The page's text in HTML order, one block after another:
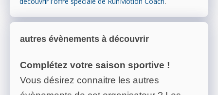
.
autres évènements à découvrir
Complétez votre saison sportive !
Vous désirez connaitre les autres